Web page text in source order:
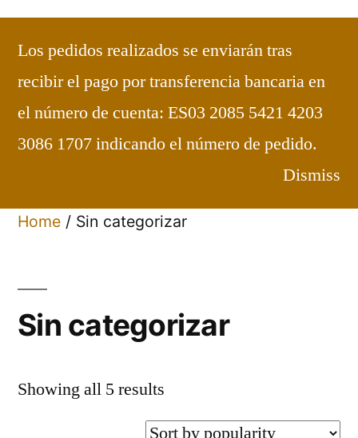
Saltar
contenido
Carmelitas de Maluenda
Dulces
elaborados en el Convento
Bienvenidos
Home / Sin categorizar
Sin categorizar
Showing all 5 results
Los pedidos realizados se enviarán tras
recibir el pago por transferencia bancaria en
el número de cuenta: ES03 2085 5421 4203
3086 1707 indicando el número de pedido.
Dismiss